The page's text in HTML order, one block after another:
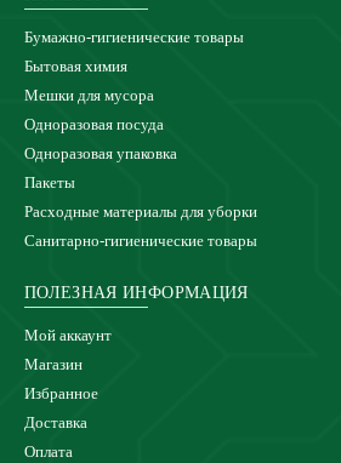
Бумажно-гигиенические товары
Бытовая химия
Мешки для мусора
Одноразовая посуда
Одноразовая упаковка
Пакеты
Расходные материалы для уборки
Санитарно-гигиенические товары
ПОЛЕЗНАЯ ИНФОРМАЦИЯ
Мой аккаунт
Магазин
Избранное
Доставка
Оплата